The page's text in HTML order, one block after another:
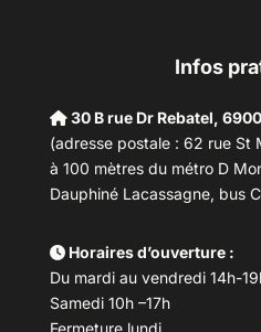
Infos
30 B rue Dr Rebatel,
(adresse postale : 62 rue St
à 100 mètres du métro D
Dauphiné Lacassagne, bus
Horaires d’ouverture :
Du mardi au vendredi 14h-
Samedi 10h –17h